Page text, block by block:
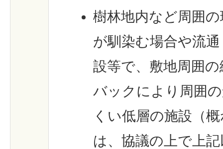
樹林地内など周囲
が馴染む場合や流
設等で、敷地周囲
バックにより周囲
くい低層の施設（
は、協議の上で上